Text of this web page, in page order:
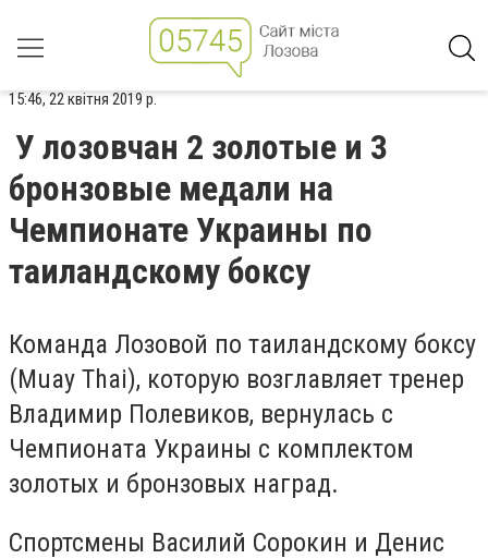
15:46, 22 квітня 2019 р.
У лозовчан 2 золотые и 3
бронзовые медали на
Чемпионате Украины по
таиландскому боксу
Команда Лозовой по таиландскому боксу
(Muay Thai), которую возглавляет тренер
Владимир Полевиков, вернулась с
Чемпионата Украины с комплектом
золотых и бронзовых наград.
Спортсмены Василий Сорокин и Денис